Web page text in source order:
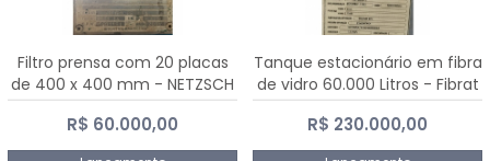
Filtro prensa com 20 placas
de 400 x 400 mm - NETZSCH
R$ 60.000,00
Tanque estacionário em fibra
de vidro 60.000 Litros - Fibrat
R$ 230.000,00